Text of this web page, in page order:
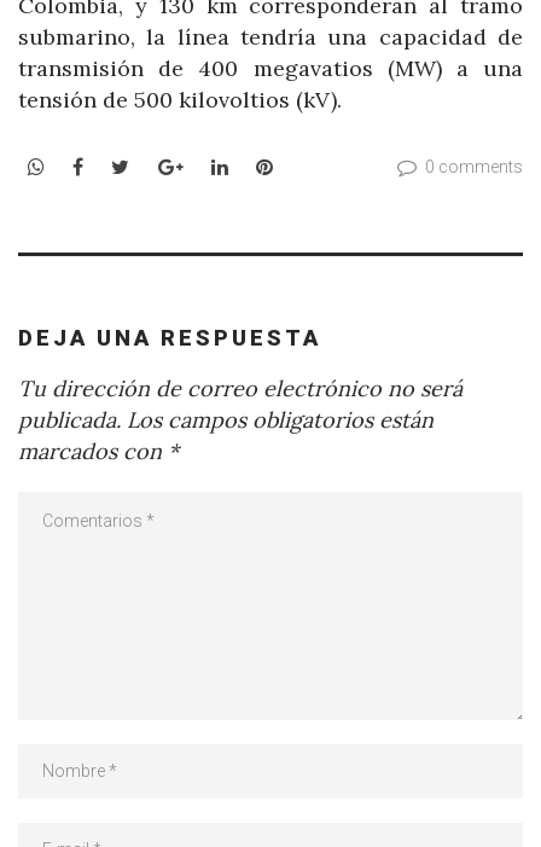
Colombia, y 130 km corresponderán al tramo
submarino, la línea tendría una capacidad de
transmisión de 400 megavatios (MW) a una
tensión de 500 kilovoltios (kV).
WhatsApp
Facebook
TwitterGoogle+LinkedInPinterest 0 comments
DEJA UNA RESPUESTA
Tu dirección de correo electrónico no será
publicada. Los campos obligatorios están
marcados con *